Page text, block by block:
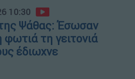
10:30
Ψάθας: Έσωσαν
τη γειτονιά
έδιωχνε